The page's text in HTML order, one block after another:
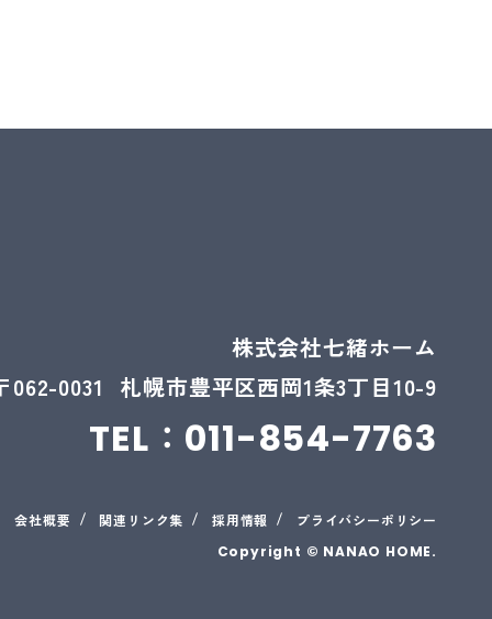
株式会社七緒ホーム
062-0031
札幌市豊平区西岡1条3丁目10-9
TEL： 011-854-7763
会社概要 関連リンク集 採用情報
プライバシーポリシー
Copyright © NANAO HOME.